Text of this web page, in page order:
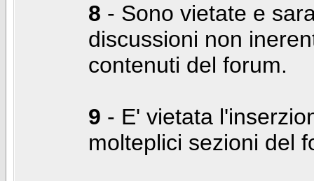
8 - Sono vietate e
discussioni non
contenuti del forum.
9 - E' vietata
molteplici sezioni del